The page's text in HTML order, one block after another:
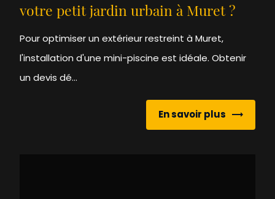
votre petit jardin urbain à Muret ?
Pour optimiser un extérieur restreint à Muret,
l'installation d'une mini-piscine est idéale. Obtenir
un devis dé...
En savoir plus